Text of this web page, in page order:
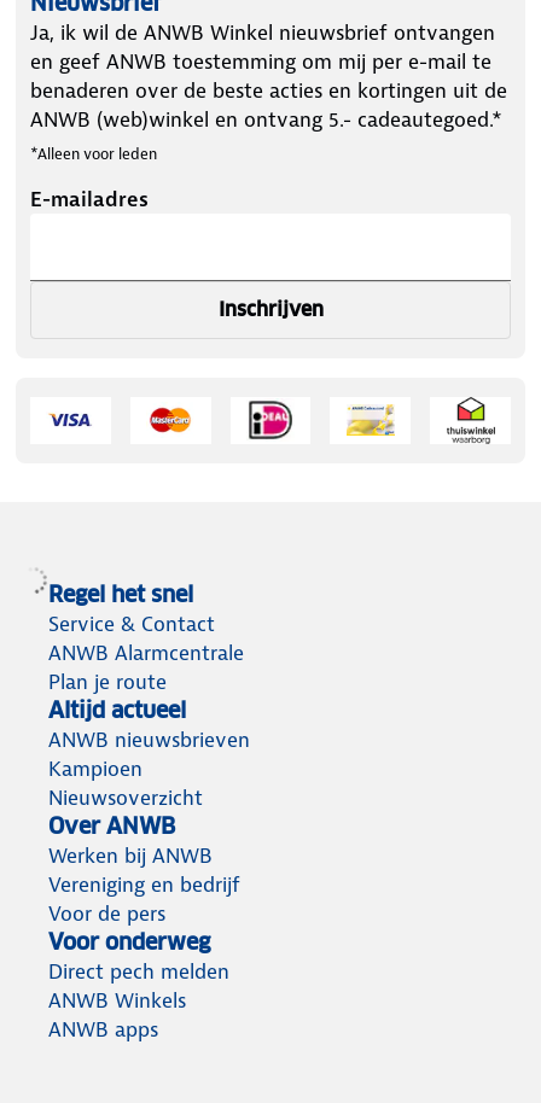
Ja, ik wil de ANWB Winkel nieuwsbrief ontvangen
en geef ANWB toestemming om mij per e-mail te
benaderen over de beste acties en kortingen uit de
ANWB (web)winkel en ontvang 5.- cadeautegoed.*
*Alleen voor leden
E-mailadres
Inschrijven
Regel het snel
Service & Contact
ANWB Alarmcentrale
Plan je route
Altijd actueel
ANWB nieuwsbrieven
Kampioen
Nieuwsoverzicht
Over ANWB
Werken bij ANWB
Vereniging en bedrijf
Voor de pers
Voor onderweg
Direct pech melden
ANWB Winkels
ANWB apps